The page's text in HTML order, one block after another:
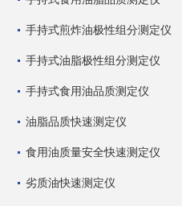
手持式煎炸油极性组分测定仪
手持式油脂极性组分测定仪
手持式食用油品质测定仪
油脂品质快速测定仪
食用油质量安全快速测定仪
劣质油快速测定仪